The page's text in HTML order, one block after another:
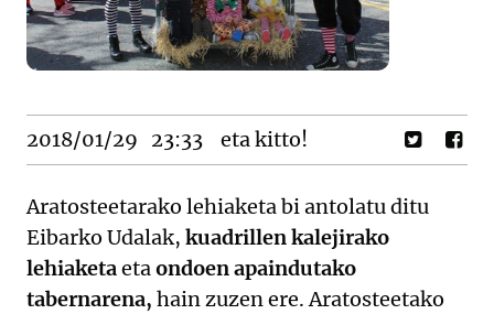
2018/01/29 23:33 eta kitto!
Aratosteetarako lehiaketa bi antolatu ditu
Eibarko Udalak, kuadrillen kalejirako
lehiaketaetaondoen apaindutako
tabernarena, hain zuzen ere. Aratosteetako